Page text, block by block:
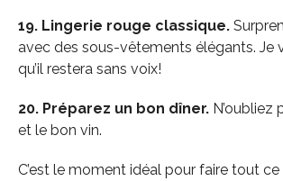
19. Lingerie rouge classique.
avec des sous-vêtements élégants. Je
qu’il restera sans voix!
20. Préparez un bon dîner. N’oubliez
et le bon vin.
C’est le moment idéal pour faire tout